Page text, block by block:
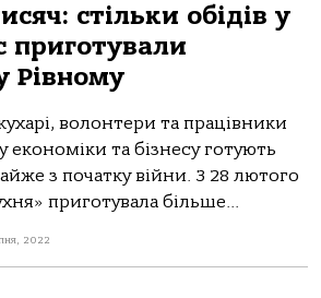
стільки обідів у
приготували
Рівному
волонтери та працівники
економіки та бізнесу готують
з початку війни. З 28 лютого
приготувала більше...
2022